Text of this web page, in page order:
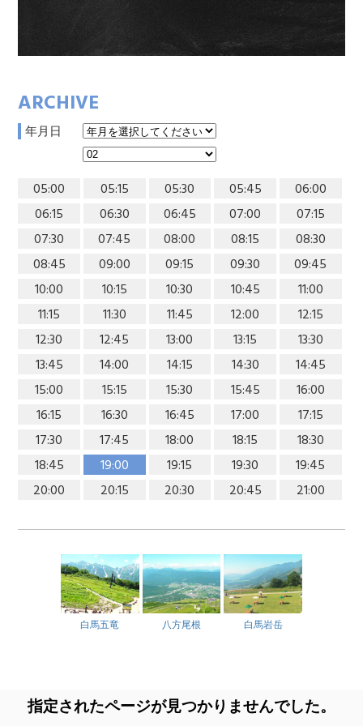
ARCHIVE
年月日
05:00 05:15 05:30 05:45
06:00
06:15
06:30 06:45 07:00
07:15
07:30
07:45 08:00 08:15
08:30
08:45
09:00 09:15 09:30
09:45
10:00
10:15 10:30 10:45
11:00
11:15
11:30 11:45 12:00
12:15
12:30
12:45 13:00 13:15
13:30
13:45
14:00 14:15 14:30
14:45
15:00
15:15 15:30 15:45
16:00
16:15
16:30 16:45 17:00
17:15
17:30
17:45 18:00 18:15
18:30
18:45
19:00 19:15 19:30
19:45
20:00
20:15 20:30 20:45 21:00
白馬五竜 八方尾根 白馬岩岳